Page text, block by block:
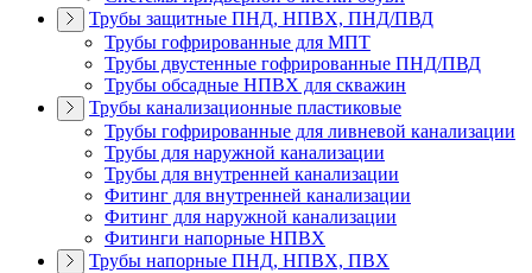
Трубы защитные ПНД, НПВХ, ПНД/ПВД
Трубы гофрированные для МПТ
Трубы двустенные гофрированные ПНД/ПВД
Трубы обсадные НПВХ для скважин
Трубы канализационные пластиковые
Трубы гофрированные для ливневой канализации
Трубы для наружной канализации
Трубы для внутренней канализации
Фитинг для внутренней канализации
Фитинг для наружной канализации
Фитинги напорные НПВХ
Трубы напорные ПНД, НПВХ, ПВХ